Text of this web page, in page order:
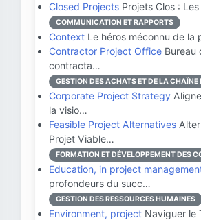
Closed Projects Projets Clos :
COMMUNICATION ET RAPPORTS
Context Le héros méconnu de la
Contractor Project Office Bureau
contracta…
GESTION DES ACHATS ET DE LA
Corporate Project Strategy
la visio…
Feasible Project Alternatives
Projet Viable…
FORMATION ET DÉVELOPPEMENT DES
Education, in project
profondeurs du succ…
GESTION DES RESSOURCES HUMAINES
Environment, project Naviguer le